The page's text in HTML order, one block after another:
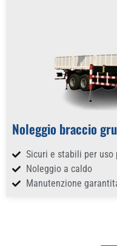
Noleggio braccio
Sicuri e stabili per uso
Noleggio a caldo
Manutenzione